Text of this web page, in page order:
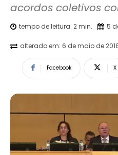
acordos coletivos
tempo de leitura: 2min. 5
alterado em: 6 de maio de
Facebook X